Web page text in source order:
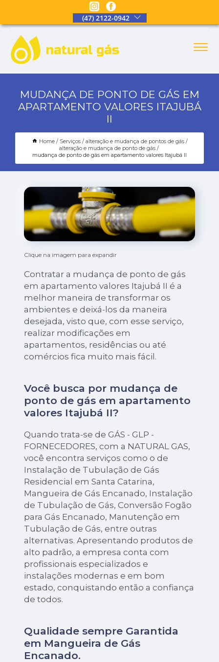
(47) 2122-0942
MUDANÇA DE PONTO DE GÁS EM
APARTAMENTO VALORES ITAJUBÁ
II
Home Serviços
alteração e mudança de pontos de gás
alteração e mudança de ponto de gás
mudança de ponto de gás em apartamento valores Itajubá II
Clique na imagem para expandir
Contratar a mudança de ponto de gás
em apartamento valores Itajubá II é a
melhor maneira de transformar os
ambientes e deixá-los da maneira
desejada, visto que, com esse serviço,
realizar modificações em
apartamentos, residências ou até
comércios fica muito mais fácil.
Você busca por mudança de
ponto de gás em apartamento
valores Itajubá II?
Quando trata-se de GÁS - GLP -
FORNECEDORES, com a NATURAL GAS,
você encontra serviços como o de
Instalação de Tubulação de Gás
Residencial em Santa Catarina,
Mangueira de Gás Encanado, Instalação
de Tubulação de Gás, Conversão Fogão
para Gás Encanado, Manutenção em
Tubulação de Gás, entre outras
alternativas. Apresentando produtos de
alto padrão, a empresa conta com
profissionais especializados e
instalações modernas e em bom
estado, conquistando então a confiança
de todos.
Qualidade sempre Garantida
em Mangueira de Gás
Encanado.